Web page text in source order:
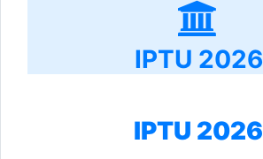
IPTU 2026
IPTU 2026